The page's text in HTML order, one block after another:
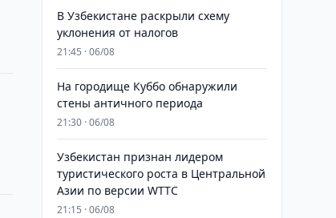
В Узбекистане раскрыли схему
уклонения от налогов
21:45 · 06/08
На городище Куббо обнаружили
стены античного периода
21:30 · 06/08
Узбекистан признан лидером
туристического роста в Центральной
Азии по версии WTTC
21:15 · 06/08